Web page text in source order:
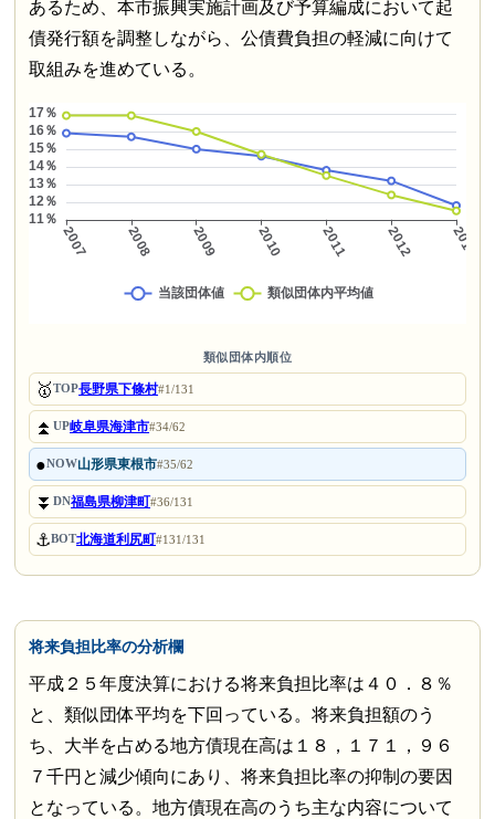
あるため、本市振興実施計画及び予算編成において起
債発行額を調整しながら、公債費負担の軽減に向けて
取組みを進めている。
類似団体内順位
🥇TOP長野県下條村#1/131
⏫UP岐阜県海津市#34/62
●NOW山形県東根市#35/62
⏬DN福島県柳津町#36/131
⚓BOT北海道利尻町#131/131
将来負担比率の分析欄
平成２５年度決算における将来負担比率は４０．８％
と、類似団体平均を下回っている。将来負担額のう
ち、大半を占める地方債現在高は１８，１７１，９６
７千円と減少傾向にあり、将来負担比率の抑制の要因
となっている。地方債現在高のうち主な内容について